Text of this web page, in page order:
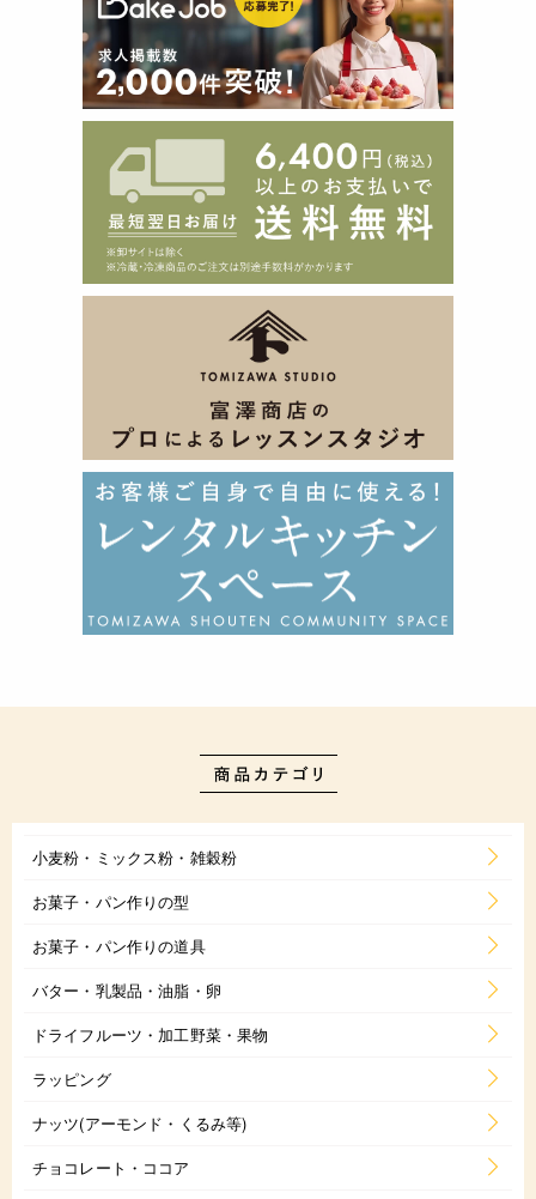
小麦粉・ミックス粉・雑穀粉
お菓子・パン作りの型
お菓子・パン作りの道具
バター・乳製品・油脂・卵
ドライフルーツ・加工野菜・果物
ラッピング
ナッツ(アーモンド・くるみ等)
チョコレート・ココア